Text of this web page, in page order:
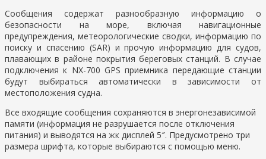
Сообщения содержат разнообразную информацию о
безопасности на море, включая навигационные
предупреждения, метеорологические сводки, информацию по
поиску и спасению (SAR) и прочую информацию для судов,
плавающих в районе покрытия береговых станций. В случае
подключения к NX-700 GPS приемника передающие станции
будут выбираться автоматически в зависимости от
местоположения судна.
Все входящие сообщения сохраняются в энергонезависимой
памяти (информация не разрушается после отключения
питания) и выводятся на жк дисплей 5″. Предусмотрено три
размера шрифта, которые выбираются с помощью меню.